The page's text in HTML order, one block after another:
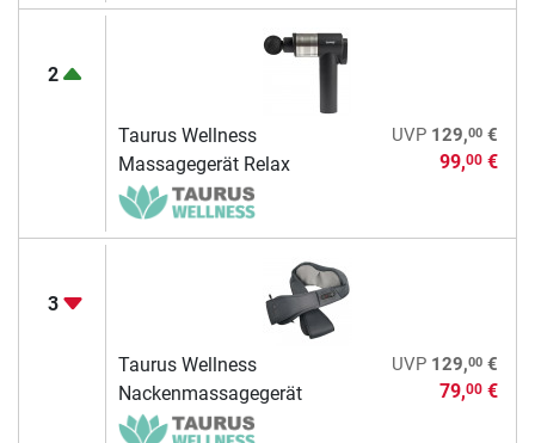
2
Taurus Wellness
Massagegerät Relax
UVP 129,00€
99,00€
3
Taurus Wellness
Nackenmassagegerät
UVP 129,00€
79,00€